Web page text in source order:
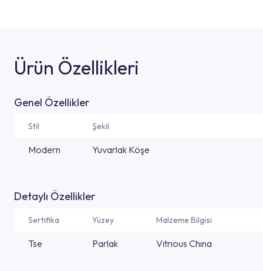
Ürün Özellikleri
Genel Özellikler
Stil Şekil
Modern Yuvarlak Köşe
Detaylı Özellikler
Sertifika Yüzey Malzeme Bilgisi
Tse Parlak Vıtrıous Chına